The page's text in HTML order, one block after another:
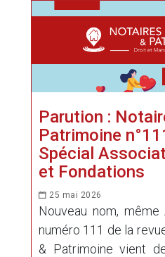
Parution :
Patrimoine
Spécial
et Fondations
25 mai 2026
Nouveau nom,
numéro 111 de la
& Patrimoine vient